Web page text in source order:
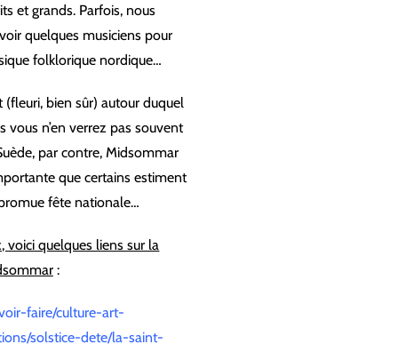
et grands. Parfois, nous
quelques musiciens pour
folklorique nordique…
bien sûr) autour duquel
vous n’en verrez pas souvent
par contre, Midsommar
que certains estiment
promue fête nationale…
voici quelques liens sur la
:
faire/culture-art-
solstice-dete/la-saint-